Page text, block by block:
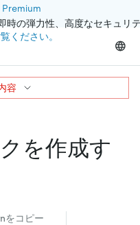
の弾力性、高度なセキュリ
ください。
を作成す
をコピー
容